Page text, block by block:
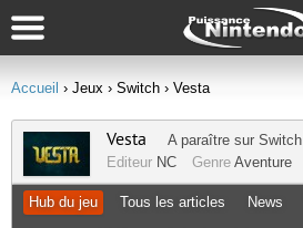
Accueil › Jeux › Switch › Vesta
Vesta A paraître sur Switch
Editeur NC Genre Aventure
Hub du jeu Tous les articles News